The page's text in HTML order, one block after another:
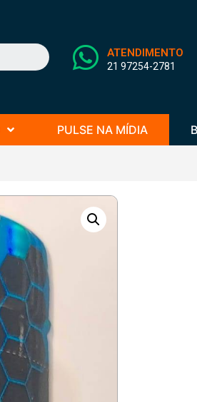
ATENDIMENTO
21 97254-2781
PULSE NA MÍDIA